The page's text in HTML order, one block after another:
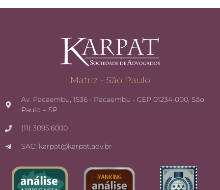
Matriz - São Paulo
Av. Pacaembu, 1536 - Pacaembu - CEP 01234-000, São
Paulo – SP
(11) 3095.6000
SAC: karpat@karpat.adv.br